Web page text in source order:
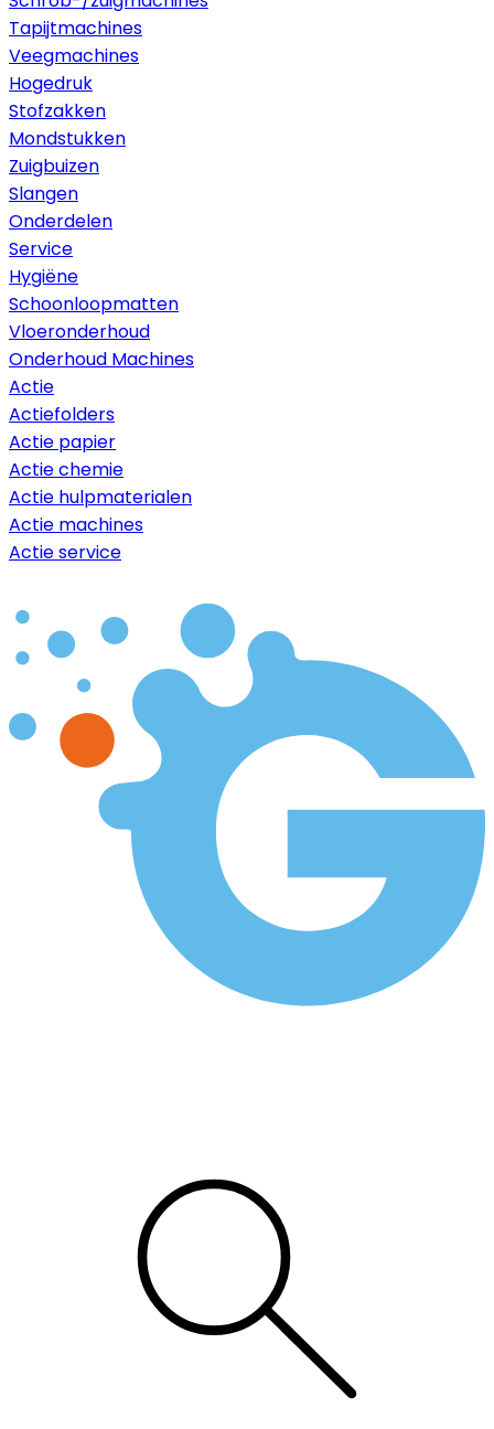
Tapijtmachines
Veegmachines
Hogedruk
Stofzakken
Mondstukken
Zuigbuizen
Slangen
Onderdelen
Service
Hygiëne
Schoonloopmatten
Vloeronderhoud
Onderhoud Machines
Actie
Actiefolders
Actie papier
Actie chemie
Actie hulpmaterialen
Actie machines
Actie service